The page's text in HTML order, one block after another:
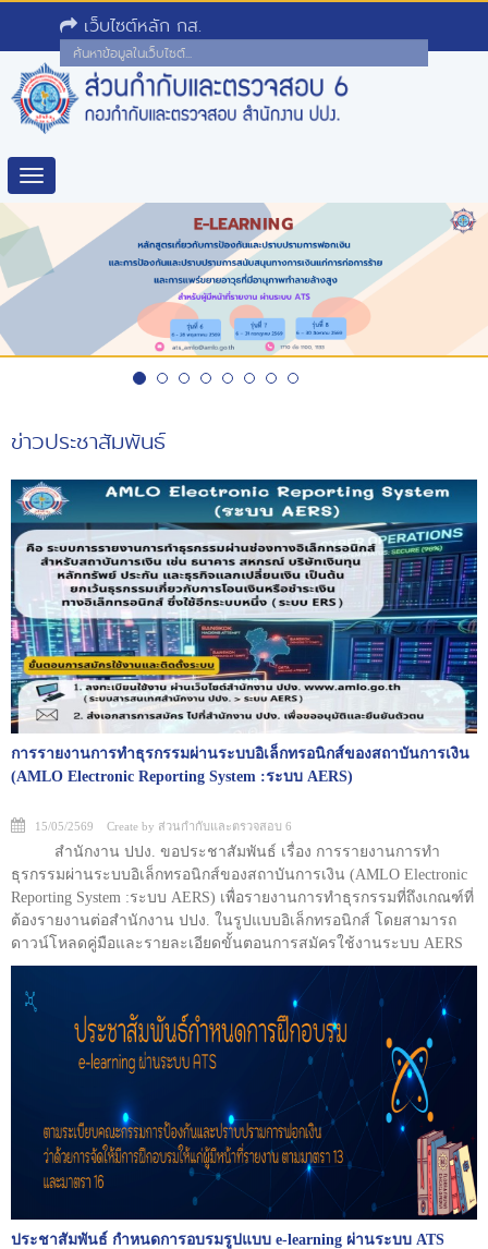
เว็บไซต์หลัก กส.
Toggle
navigation
ข่าวประชาสัมพันธ์
การรายงานการทำธุรกรรมผ่านระบบอิเล็กทรอนิกส์ของสถาบันการเงิน
(AMLO Electronic Reporting System :ระบบ AERS)
15/05/2569 Create by ส่วนกำกับและตรวจสอบ 6
สำนักงาน ปปง. ขอประชาสัมพันธ์ เรื่อง การรายงานการทำ
ธุรกรรมผ่านระบบอิเล็กทรอนิกส์ของสถาบันการเงิน (AMLO Electronic
Reporting System :ระบบ AERS) เพื่อรายงานการทำธุรกรรมที่ถึงเกณฑ์ที่
ต้องรายงานต่อสำนักงาน ปปง. ในรูปแบบอิเล็กทรอนิกส์ โดยสามารถ
ดาวน์โหลดคู่มือและรายละเอียดขั้นตอนการสมัครใช้งานระบบ AERS
ได้ที่เว็บไซต์ของสำนักงาน ปปง. (www.amlo.go.th) หัวข้อ “ระบบ
สารสนเทศสำนักงาน ปปง.” เรื่อง “ระบบ AERS” ทั้งนี้ สามารถ
สอบถามเพิ่มเติมได้ที่ ส่วนตรวจสอบรายงานการทำธุรกรรม กองกำกับ
และตรวจสอบ โทรศัพท์ 02 219 3600 ต่อ 5066 กรณีมีข้อสงสัยเกี่ยวกับ
การสมัครใช้งานระบบหรือการส่งเอกสารที่เกี่ยวข้อง ดาวน์โหลดคู่มือ
และรายละเอียดขั้นตอนการสมัครใช้งานระบบ AERS คู่มือระบบ
AERS <<<<<คู่มือและรายละเอียดระบบ AERS <<<< Link
ประชาสัมพันธ์ กำหนดการอบรมรูปแบบ e-learning ผ่านระบบ ATS